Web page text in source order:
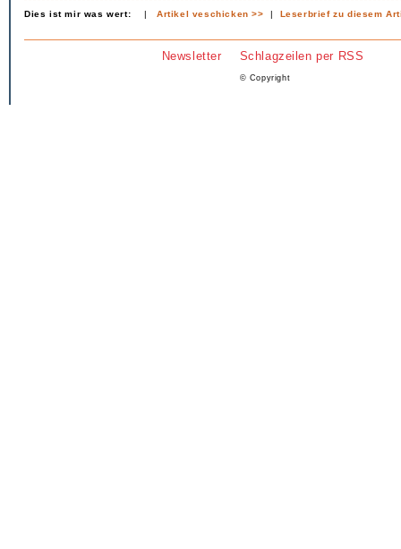
Dies ist mir was wert: |Artikel veschicken >> | Leserbrief zu diesem
Newsletter Schlagzeilen per RSS
© Copyright